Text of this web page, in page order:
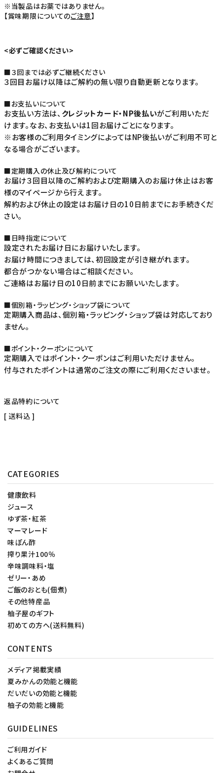
※当製品はお薬ではありません。
【賞味期限についてのご注意】
<必ずご確認ください>
■３回までは必ずご継続ください
３回目お届け以降はご解約の無い限り自動更新となります。
■お支払いについて
お支払い方法は、 クレジットカード・NP後払いがご利用いただ
けます。なお、お支払いは1回お届けごとになります。
※お客様のご利用タイミングによってはNP後払いがご利用不可と
なる場合がございます。
■定期購入の休止及び解約について
お届け３回目以降のご解約および定期購入のお届け休止はお客
様のマイページから行えます。
解約および休止の設定はお届け日の10日前までにお手続きくだ
さい。
■日時指定について
設定されたお届け日にお届けいたします。
お届け時間につきましては、初回設定が引き継がれます。
都合がつかない場合はご相談ください。
ご連絡はお届け日の10日前までにお願いいたします。
■個別箱・ラッピング・ショップ袋について
定期購入商品は、個別箱・ラッピング・ショップ袋は対応しており
ません。
■ポイント・クーポンについて
定期購入ではポイント・クーポンはご利用いただけません。
付与されたポイントは通常のご注文の際にご利用くださいませ。
返品特約について
送料込
CATEGORIES
健康飲料
ジュース
ゆず茶・紅茶
マーマレード
味ぽん酢
搾り果汁100％
辛味調味料・塩
ゼリー・あめ
ご飯のおとも(佃煮)
その他特産品
柚子屋のギフト
初めての方へ(送料無料)
CONTENTS
メディア掲載実績
夏みかんの効能と機能
だいだいの効能と機能
柚子の効能と機能
GUIDELINES
ご利用ガイド
よくあるご質問